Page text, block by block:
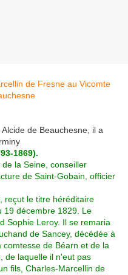
de Beauchesne, il a
1869).
la Seine, conseiller
de Saint-Gobain, officier
reçut le titre héréditaire
19 décembre 1829. Le
Sophie Leroy. Il se remaria
de Sancey, décédée à
de Béarn et de la
de laquelle il n'eut pas
fils, Charles-Marcellin de